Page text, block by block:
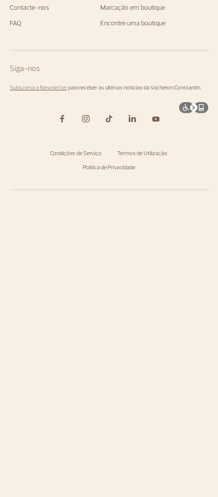
Contacte-nos
Marcação em boutique
FAQ
Encontre uma boutique
Siga-nos
Subscreva a Newsletterpara receber as últimas notícias da Vacheron Constantin.
Condições de Serviço
Termos de Utilização
Política de Privacidade